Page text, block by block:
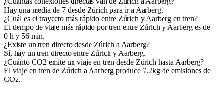
Hay una media de 7 desde Zúrich para ir a Aarberg.
¿Cuál es el trayecto más rápido entre Zúrich y Aarberg en tren?
El tiempo de viaje más rápido por tren entre Zúrich y Aarberg es de
0 h y 56 min.
¿Existe un tren directo desde Zúrich a Aarberg?
Sí, hay un tren directo entre Zúrich y Aarberg.
¿Cuánto CO2 emite un viaje en tren desde Zúrich hasta Aarberg?
El viaje en tren de Zúrich a Aarberg produce 7.2kg de emisiones de
CO2.